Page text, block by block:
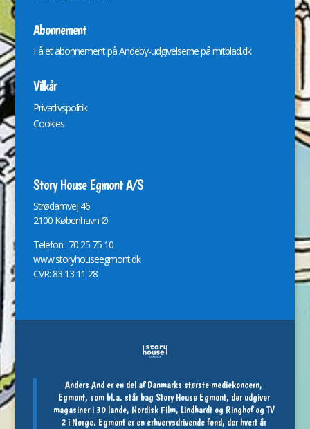
Abonnement
Få et abonnement på Andeby-udgivelserne påmitblad.dk
Vilkår
Privatlivspolitik
Cookies
Story House Egmont A/S
Strødamvej 46
2100 København Ø
Telefon: 70 25 75 10
www.storyhouseegmont.dk
CVR: 83 13 11 28
Anders And er en del af Danmarks største mediekoncern,
Egmont, som bl.a. står bag Story House Egmont, der udgiver
magasiner i 30 lande, Nordisk Film, Lindhardt og Ringhof og TV
2 i Norge. Egmont er en erhvervsdrivende fond, der hvert år